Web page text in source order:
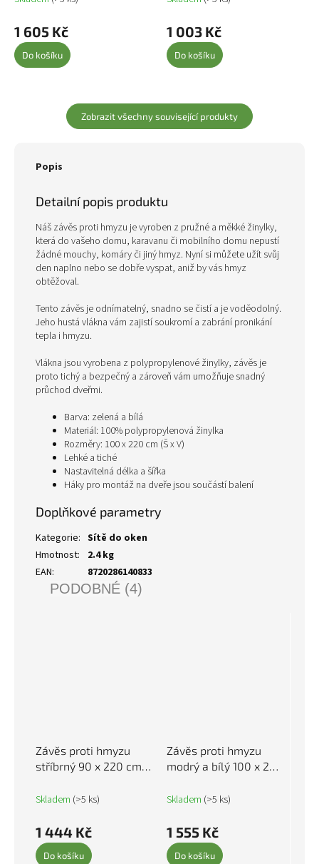
1 605 Kč
Do košíku
1 003 Kč
Do košíku
Zobrazit všechny související produkty
Popis
Detailní popis produktu
Náš závěs proti hmyzu je vyroben z pružné a měkké žinylky,
která do vašeho domu, karavanu či mobilního domu nepustí
žádné mouchy, komáry či jiný hmyz. Nyní si můžete užít svůj
den naplno nebo se dobře vyspat, aniž by vás hmyz
obtěžoval.
Tento závěs je odnímatelný, snadno se čistí a je voděodolný.
Jeho hustá vlákna vám zajistí soukromí a zabrání pronikání
tepla i hmyzu.
Vlákna jsou vyrobena z polypropylenové žinylky, závěs je
proto tichý a bezpečný a zároveň vám umožňuje snadný
průchod dveřmi.
Barva: zelená a bílá
Materiál: 100% polypropylenová žinylka
Rozměry: 100 x 220 cm (Š x V)
Lehké a tiché
Nastavitelná délka a šířka
Háky pro montáž na dveře jsou součástí balení
Doplňkové parametry
Kategorie: Sítě do oken
Hmotnost:
2.4 kg
EAN: 8720286140833
PODOBNÉ (4)
Závěs proti hmyzu
stříbrný 90 x 220 cm
Skladem (>5 ks)
1 444 Kč
Do košíku
Závěs proti hmyzu
modrý a bílý 100 x 200
Skladem (>5 ks)
1 555 Kč
Do košíku